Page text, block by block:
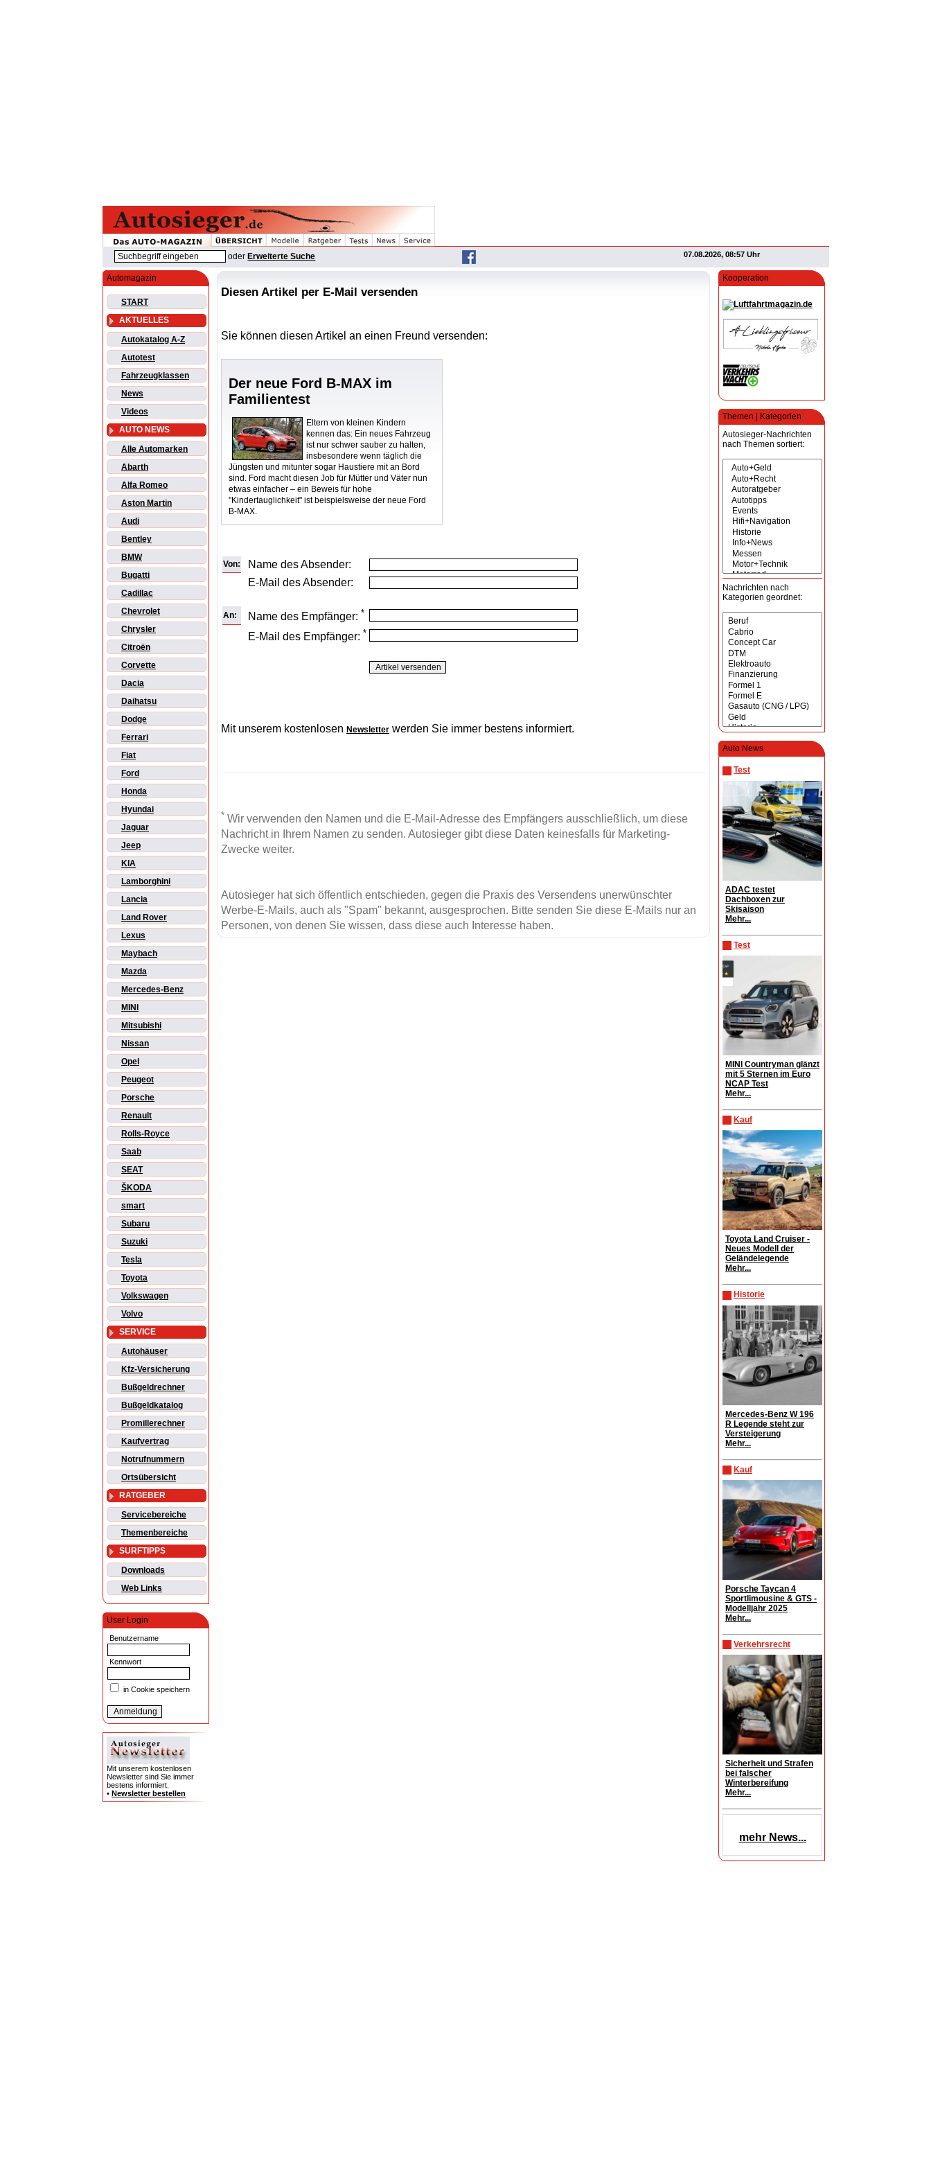
oder Erweiterte Suche 07.08.2026, 08:57 Uhr
Automagazin
START
AKTUELLES
Autokatalog A-Z
Autotest
Fahrzeugklassen
News
Videos
AUTO NEWS
Alle Automarken
Abarth
Alfa Romeo
Aston Martin
Audi
Bentley
BMW
Bugatti
Cadillac
Chevrolet
Chrysler
Citroën
Corvette
Dacia
Daihatsu
Dodge
Ferrari
Fiat
Ford
Honda
Hyundai
Jaguar
Jeep
KIA
Lamborghini
Lancia
Land Rover
Lexus
Maybach
Mazda
Mercedes-Benz
MINI
Mitsubishi
Nissan
Opel
Peugeot
Porsche
Renault
Rolls-Royce
Saab
SEAT
ŠKODA
smart
Subaru
Suzuki
Tesla
Toyota
Volkswagen
Volvo
SERVICE
Autohäuser
Kfz-Versicherung
Bußgeldrechner
Bußgeldkatalog
Promillerechner
Kaufvertrag
Notrufnummern
Ortsübersicht
RATGEBER
Servicebereiche
Themenbereiche
SURFTIPPS
Downloads
Web Links
User Login
Benutzername
Kennwort
in Cookie speichern
Mit unserem kostenlosen
Newsletter sind Sie immer
bestens informiert.
• Newsletter bestellen
Kooperation
Themen | Kategorien
Autosieger-Nachrichten
nach Themen sortiert:
Nachrichten nach
Kategorien geordnet:
Auto News
Test
ADAC testet
Dachboxen zur
Skisaison
Mehr...
Test
MINI Countryman glänzt
mit 5 Sternen im Euro
NCAP Test
Mehr...
Kauf
Toyota Land Cruiser -
Neues Modell der
Geländelegende
Mehr...
Historie
Mercedes-Benz W 196
R Legende steht zur
Versteigerung
Mehr...
Kauf
Porsche Taycan 4
Sportlimousine & GTS -
Modelljahr 2025
Mehr...
Verkehrsrecht
Sicherheit und Strafen
bei falscher
Winterbereifung
Mehr...
mehr News...
Diesen Artikel per E-Mail versenden
Sie können diesen Artikel an einen Freund versenden:
Der neue Ford B-MAX im
Familientest
Eltern von kleinen Kindern
kennen das: Ein neues Fahrzeug
ist nur schwer sauber zu halten,
insbesondere wenn täglich die
Jüngsten und mitunter sogar Haustiere mit an Bord
sind. Ford macht diesen Job für Mütter und Väter nun
etwas einfacher – ein Beweis für hohe
"Kindertauglichkeit" ist beispielsweise der neue Ford
B-MAX.
Von:
Name des Absender:
E-Mail des Absender:
An: Name des Empfänger: *
E-Mail des Empfänger: *
Mit unserem kostenlosen Newsletter werden Sie immer bestens informiert.
* Wir verwenden den Namen und die E-Mail-Adresse des Empfängers ausschließlich, um diese
Nachricht in Ihrem Namen zu senden. Autosieger gibt diese Daten keinesfalls für Marketing-
Zwecke weiter.
Autosieger hat sich öffentlich entschieden, gegen die Praxis des Versendens unerwünschter
Werbe-E-Mails, auch als "Spam" bekannt, ausgesprochen. Bitte senden Sie diese E-Mails nur an
Personen, von denen Sie wissen, dass diese auch Interesse haben.